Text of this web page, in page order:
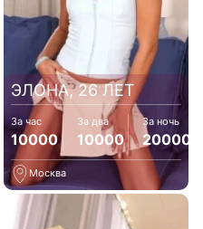
ЭЛОНА, 26 ЛЕТ
За час
10000
За два
10000
За ночь
20000
Москва